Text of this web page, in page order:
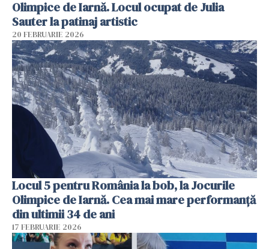
Olimpice de Iarnă. Locul ocupat de Julia
Sauter la patinaj artistic
20 FEBRUARIE 2026
Locul 5 pentru România la bob, la Jocurile
Olimpice de Iarnă. Cea mai mare performanță
din ultimii 34 de ani
17 FEBRUARIE 2026